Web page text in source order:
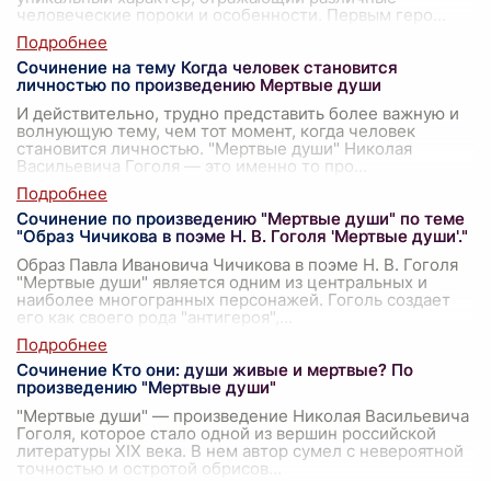
человеческие пороки и особенности. Первым геро
Сочинение на тему Когда человек становится
личностью по произведению Мертвые души
И действительно, трудно представить более важную и
волнующую тему, чем тот момент, когда человек
становится личностью. "Мертвые души" Николая
Васильевича Гоголя — это именно то про
Сочинение по произведению "Мертвые души" по теме
"Образ Чичикова в поэме Н. В. Гоголя 'Мертвые души'."
Образ Павла Ивановича Чичикова в поэме Н. В. Гоголя
"Мертвые души" является одним из центральных и
наиболее многогранных персонажей. Гоголь создает
его как своего рода "антигероя",
Сочинение Кто они: души живые и мертвые? По
произведению "Мертвые души"
"Мертвые души" — произведение Николая Васильевича
Гоголя, которое стало одной из вершин российской
литературы XIX века. В нем автор сумел с невероятной
точностью и остротой обрисов